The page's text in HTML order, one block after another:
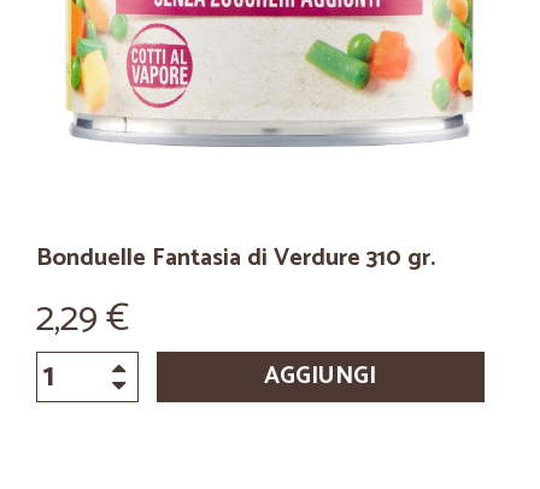
Bonduelle Fantasia di Verdure 310 gr.
2,29 €
AGGIUNGI